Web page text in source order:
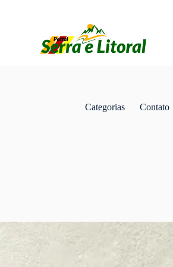
Categorias Contato